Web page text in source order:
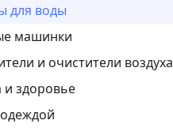
для воды
машинки
и очистители воздуха
и здоровье